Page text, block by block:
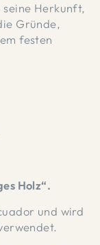
seine Herkunft,
Gründe,
festen
Holz“.
und wird